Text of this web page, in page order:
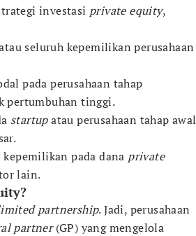
investasi private equity,
seluruh kepemilikan perusahaan
pada perusahaan tahap
pertumbuhan tinggi.
startupatau perusahaan tahap awal
pada dana private
lain.
partnership. Jadi, perusahaan
partner(GP) yang mengelola